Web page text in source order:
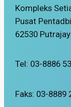
Kompleks
Pusat
62530
Tel: 03-8886
Faks: 03-8889